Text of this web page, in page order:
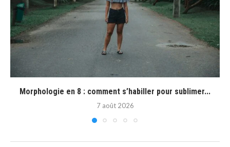
Morphologie en 8 : comment s’habiller pour sublimer...
7 août 2026